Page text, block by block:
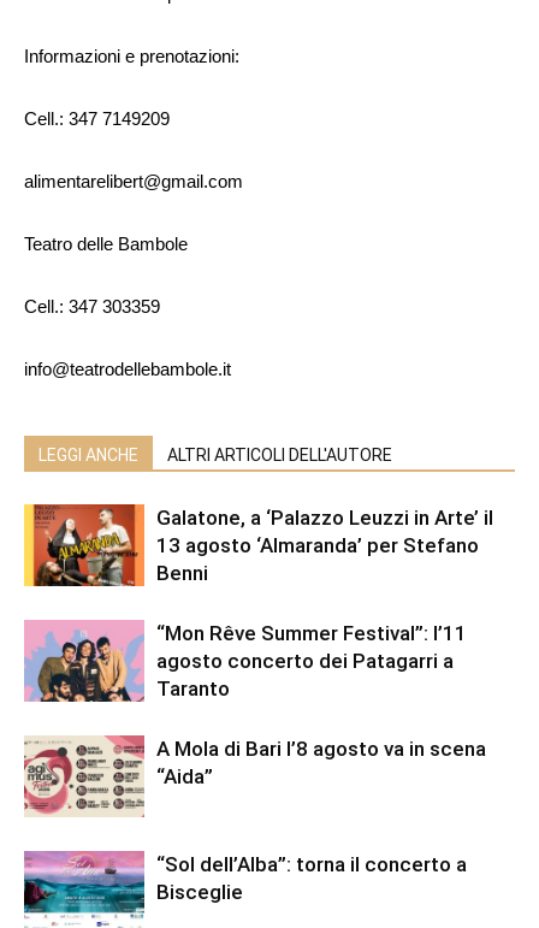
Informazioni e prenotazioni:
Cell.: 347 7149209
alimentarelibert@gmail.com
Teatro delle Bambole
Cell.: 347 303359
info@teatrodellebambole.it
LEGGI ANCHE ALTRI ARTICOLI DELL'AUTORE
Galatone, a ‘Palazzo Leuzzi in Arte’ il
13 agosto ‘Almaranda’ per Stefano
Benni
“Mon Rêve Summer Festival”: l’11
agosto concerto dei Patagarri a
Taranto
A Mola di Bari l’8 agosto va in scena
“Aida”
“Sol dell’Alba”: torna il concerto a
Bisceglie